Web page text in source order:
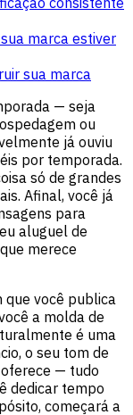
marca estiver
sua marca
— seja
ou
já ouviu
por temporada.
só de grandes
Afinal, você já
para
aluguel de
merece
que você publica
a molda de
é uma
o seu tom de
oferece — tudo
dedicar tempo
começará a